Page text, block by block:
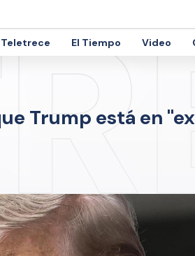
El Tiempo Video
Trump está en